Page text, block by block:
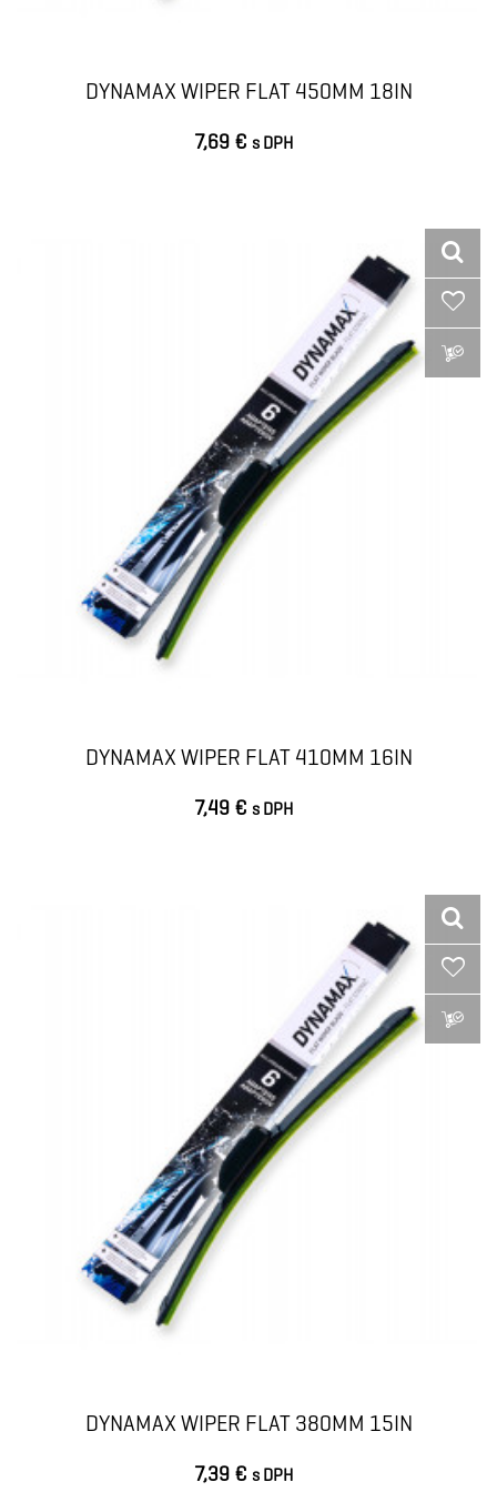
DYNAMAX WIPER FLAT 450MM 18IN
7,69 € s DPH
DYNAMAX WIPER FLAT 410MM 16IN
7,49 € s DPH
DYNAMAX WIPER FLAT 380MM 15IN
7,39 € s DPH